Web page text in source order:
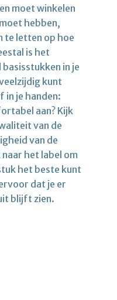
moet winkelen
hebben,
te letten op hoe
is het
in je
kunt
in je handen:
aan? Kijk
van de
van de
het label om
het beste kunt
dat je er
blijft zien.